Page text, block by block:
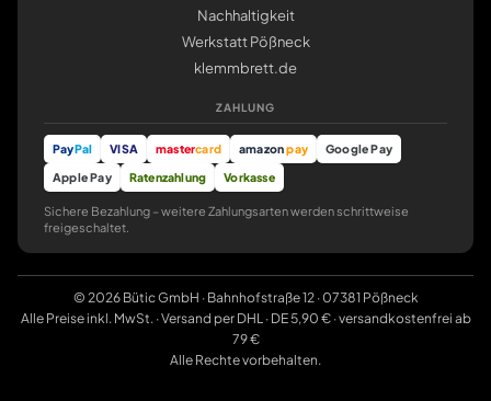
Nachhaltigkeit
Werkstatt Pößneck
klemmbrett.de
ZAHLUNG
PayPal VISA mastercard amazonpay
Google Pay
Apple Pay
Ratenzahlung Vorkasse
Sichere Bezahlung – weitere Zahlungsarten werden schrittweise
freigeschaltet.
© 2026 Bütic GmbH · Bahnhofstraße 12 · 07381 Pößneck
Alle Preise inkl. MwSt. · Versand per DHL · DE 5,90 € · versandkostenfrei ab
79 €
Alle Rechte vorbehalten.